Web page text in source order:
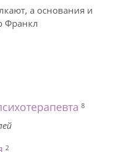
а основания и
Франкл
8
2